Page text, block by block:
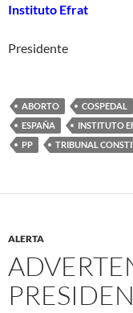
Instituto Efrat
Presidente
ABORTO COSPEDAL
ESPAÑA
INSTITUTO
PP
TRIBUNAL
ALERTA